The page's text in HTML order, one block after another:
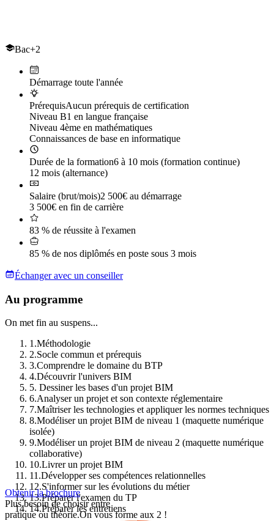
Bac+2
Démarrage toute l'année
PrérequisAucun prérequis de certification
Niveau B1 en langue française
Niveau 4ème en mathématiques
Connaissances de base en informatique
Durée de la formation6 à 10 mois (formation continue)
12 mois (alternance)
Salaire (brut/mois)2 500€ au démarrage
3 500€ en fin de carrière
83 % de réussite à l'examen
85 % de nos diplômés en poste sous 3 mois
Échanger avec un conseiller
Au programme
On met fin au suspens...
1 .Méthodologie
2.Socle commun et prérequis
3.Comprendre le domaine du BTP
4.Découvrir l'univers BIM
5. Dessiner les bases d'un projet BIM
6.Analyser un projet et son contexte réglementaire
7.Maîtriser les technologies et appliquer les normes techniques
8.Modéliser un projet BIM de niveau 1 (maquette numérique
isolée)
9.Modéliser un projet BIM de niveau 2 (maquette numérique
collaborative)
10.Livrer un projet BIM
11 .Développer ses compétences relationnelles
12.S'informer sur les évolutions du métier
13.Préparer l'examen du TP
14.Préparer les entretiens
Obtenir la brochure
Plus besoin de choisir entre
pratique ou théorie.On vous forme aux 2 !